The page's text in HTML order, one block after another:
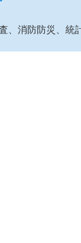
、消防防災、